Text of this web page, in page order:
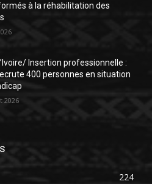
à la réhabilitation des
Insertion professionnelle :
400 personnes en situation
2026
224